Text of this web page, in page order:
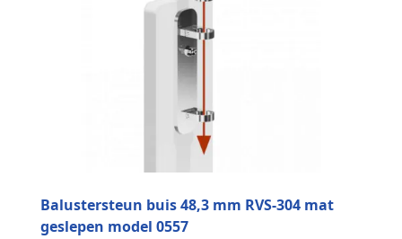
Balustersteun buis 48,3 mm RVS-304 mat
geslepen model 0557